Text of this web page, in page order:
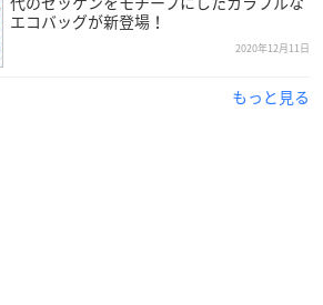
エコバッグが新登場！
2020年12月11日
もっと見る